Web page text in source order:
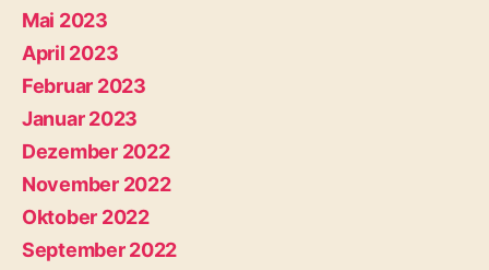
Mai 2023
April 2023
Februar 2023
Januar 2023
Dezember 2022
November 2022
Oktober 2022
September 2022